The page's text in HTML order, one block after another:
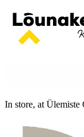
In store, at Ülemiste